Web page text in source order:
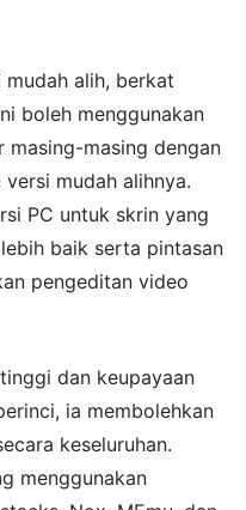
mudah alih, berkat
boleh menggunakan
masing-masing dengan
mudah alihnya.
PC untuk skrin yang
baik serta pintasan
pengeditan video
dan keupayaan
ia membolehkan
keseluruhan.
menggunakan